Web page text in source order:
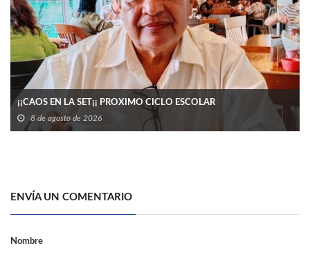
¡¡CAOS EN LA SET¡¡ PROXIMO CICLO ESCOLAR
8 de agosto de 2026
ENVÍA UN COMENTARIO
Nombre